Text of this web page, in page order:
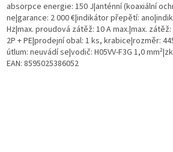
absorpce energie: 150 J|anténní (koaxiální
ne|garance: 2 000 €|indikátor přepětí:
Hz|max. proudová zátěž: 10 A max.|max.
2P + PE|prodejní obal: 1 ks, krabice|rozměr:
útlum: neuvádí se|vodič: H05VV-F3G 1,0
EAN: 8595025386052